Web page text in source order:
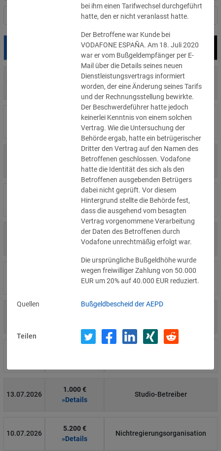
Nach Land filtern
Bußgeld Empfänger
29.07.2026
700 €
»Details
Privatperson
1.715.600 €
»Details
Wind Tre
6.358 €
»Details
Privatperson
8.500 €
»Details
Wirtschaftsprüfungsgesellschaft
4.000 €
»Details
Η Μάθηση
15.000 €
»Details
Flamel
13.07.2026
1.000 €
»Details
Studio-Betreiber
10.07.2026
5.200 €
»Details
Nichtregierungsorganisation
bei ihm einen Tarifwechsel durchgeführt
hatte, den er nicht veranlasst hatte.
Der Betroffene war Kunde bei
VODAFONE ESPAÑA. Am 18. Juli 2020
war er vom Bußgeldempfänger per E-
Mail über die Details seines neuen
Dienstleistungsvertrags informiert
worden, der eine Änderung seines Tarifs
und der Rechnungsstellung bewirkte.
Der Beschwerdeführer hatte jedoch
keinerlei Kenntnis von einem solchen
Vertrag. Wie die Untersuchung der
Behörde ergab, hatte ein betrügerischer
Dritter den Vertrag auf den Namen des
Betroffenen geschlossen. Vodafone
hatte die Identität des sich als den
Betroffenen ausgebenden Betrügers
dabei nicht geprüft. Vor diesem
Hintergrund stellte die Behörde fest,
dass die ausgehend vom besagten
Vertrag vorgenommene Verarbeitung
der Daten des Betroffenen durch
Vodafone unrechtmäßig erfolgt war.
Die ursprüngliche Bußgeldhöhe wurde
wegen freiwilliger Zahlung von 50.000
EUR um 20% auf 40.000 EUR reduziert.
Quellen Bußgeldbescheid der AEPD
Teilen